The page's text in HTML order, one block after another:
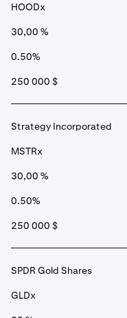
HOODx
30,00 %
0.50%
250 000 $
Strategy Incorporated
MSTRx
30,00 %
0.50%
250 000 $
SPDR Gold Shares
GLDx